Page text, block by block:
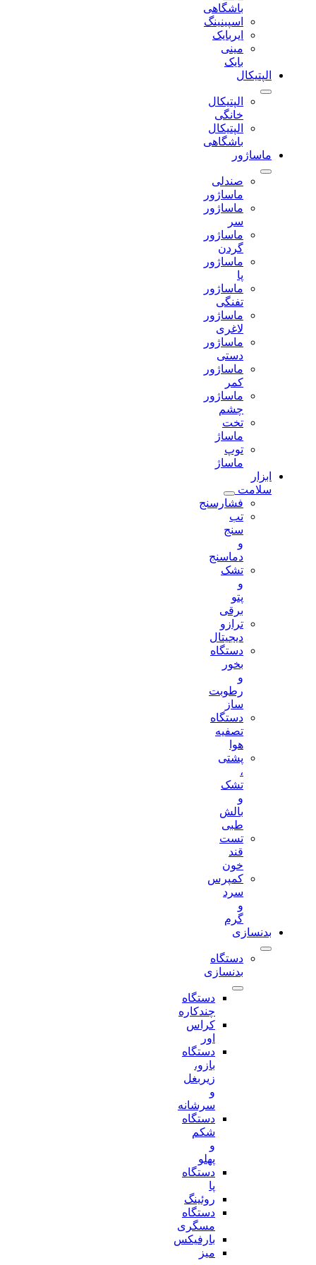
باشگاهی
اسپینینگ
ایربایک
مینی
الپتیکال
الپتیکال
خانگی
الپتیکال
باشگاهی
ماساژور
صندلی
ماساژور
ماساژور
ماساژور
ماساژور
ماساژور
تفنگی
ماساژور
لاغری
ماساژور
دستی
ماساژور
ماساژور
تخت
ماساژ
توپ
ماساژ
ابزار
سلامت
فشارسنج
دماسنج
تشک
ترازو
دیجیتال
دستگاه
رطوبت
دستگاه
تصفیه
پشتی
تست
کمپرس
بدنسازی
دستگاه
بدنسازی
دستگاه
چندکاره
کراس
دستگاه
زیربغل
سرشانه
دستگاه
دستگاه
روئینگ
دستگاه
مسگری
بارفیکس
میز